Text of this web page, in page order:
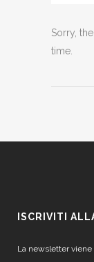
Sorry,
time.
ISCRIVITI
La newsletter viene